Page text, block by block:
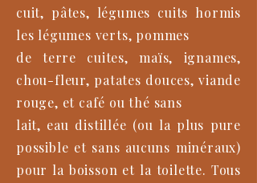
cuit, pâtes, légumes cuits hormis
les légumes verts, pommes
de terre cuites, maïs, ignames,
chou-fleur, patates douces, viande
rouge, et café ou thé sans
lait, eau distillée (ou la plus pure
possible et sans aucuns minéraux)
pour la boisson et la toilette. Tous